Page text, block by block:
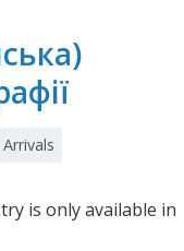
Arrivals
is only available in